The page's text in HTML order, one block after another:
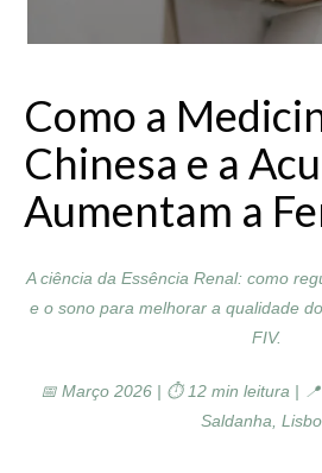
Como a
Chinesa e a
Aumentam a
A ciência da Essência Renal: como
e o sono para melhorar a qualidade
FIV.
📅 Março 2026 | ⏱ 12 min leitura |
Saldanha,